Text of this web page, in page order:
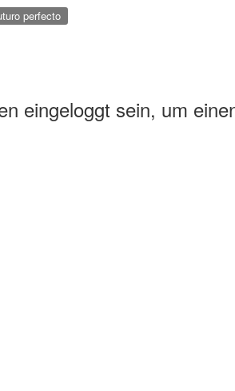
perfecto
eingeloggt sein, um